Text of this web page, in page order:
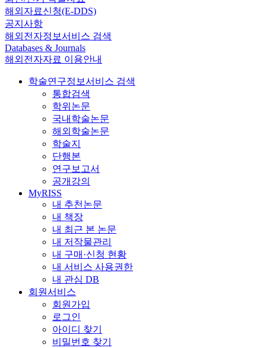
해외자료신청(E-DDS)
공지사항
해외전자정보서비스 검색
Databases & Journals
해외전자자료 이용안내
학술연구정보서비스 검색
통합검색
학위논문
국내학술논문
해외학술논문
학술지
단행본
연구보고서
공개강의
MyRISS
내 추천논문
내 책장
내 최근 본 논문
내 저작물관리
내 구매·신청 현황
내 서비스 사용권한
내 관심 DB
회원서비스
회원가입
로그인
아이디 찾기
비밀번호 찾기